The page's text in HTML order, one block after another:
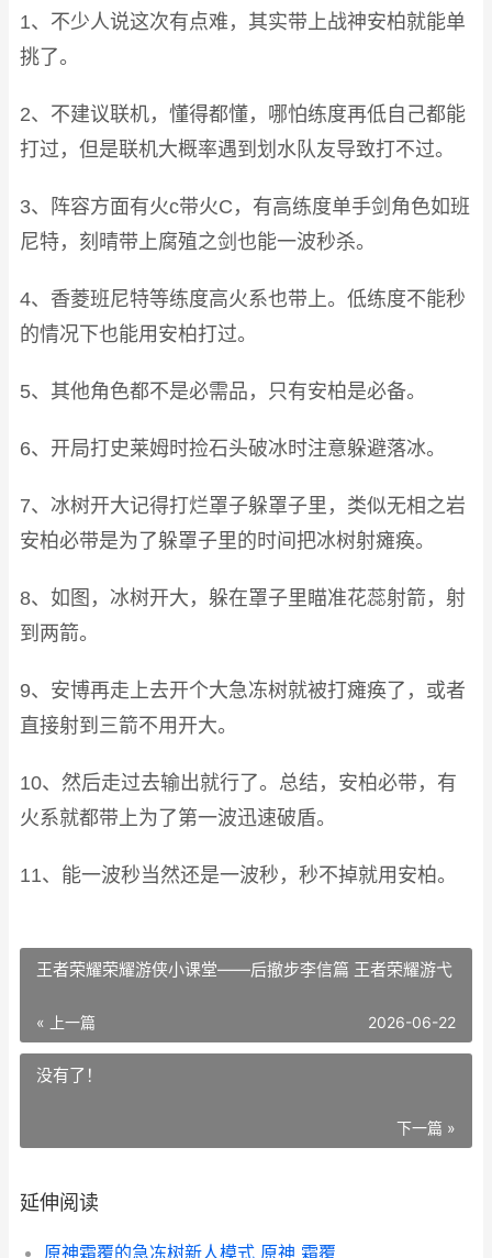
1、不少人说这次有点难，其实带上战神安柏就能单
挑了。
2、不建议联机，懂得都懂，哪怕练度再低自己都能
打过，但是联机大概率遇到划水队友导致打不过。
3、阵容方面有火c带火C，有高练度单手剑角色如班
尼特，刻晴带上腐殖之剑也能一波秒杀。
4、香菱班尼特等练度高火系也带上。低练度不能秒
的情况下也能用安柏打过。
5、其他角色都不是必需品，只有安柏是必备。
6、开局打史莱姆时捡石头破冰时注意躲避落冰。
7、冰树开大记得打烂罩子躲罩子里，类似无相之岩
安柏必带是为了躲罩子里的时间把冰树射瘫痪。
8、如图，冰树开大，躲在罩子里瞄准花蕊射箭，射
到两箭。
9、安博再走上去开个大急冻树就被打瘫痪了，或者
直接射到三箭不用开大。
10、然后走过去输出就行了。总结，安柏必带，有
火系就都带上为了第一波迅速破盾。
11、能一波秒当然还是一波秒，秒不掉就用安柏。
王者荣耀荣耀游侠小课堂——后撤步李信篇 王者荣耀游弋
« 上一篇 2026-06-22
没有了！
下一篇 »
延伸阅读
原神霜覆的急冻树新人模式 原神 霜覆